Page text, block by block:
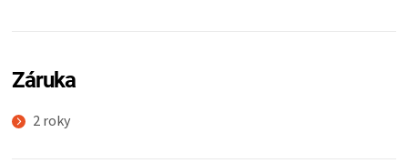
Záruka
2 roky